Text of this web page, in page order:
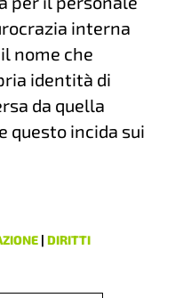
interna
nome che
identità di
da quella
questo incida sui
| DIRITTI